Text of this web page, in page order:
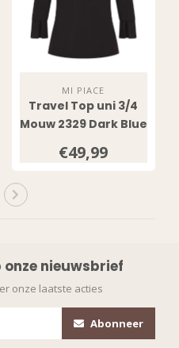
MI PIACE
Travel Top uni 3/4
Mouw 2329 Dark Blue
€49,99
nieuwsbrief
onze laatste acties
Abonneer